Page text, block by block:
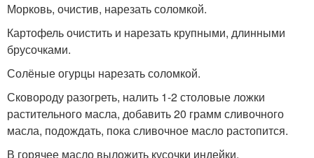
Морковь, очистив, нарезать соломкой.
Картофель очистить и нарезать крупными, длинными
брусочками.
Солёные огурцы нарезать соломкой.
Сковороду разогреть, налить 1-2 столовые ложки
растительного масла, добавить 20 грамм сливочного
масла, подождать, пока сливочное масло растопится.
В горячее масло выложить кусочки индейки.